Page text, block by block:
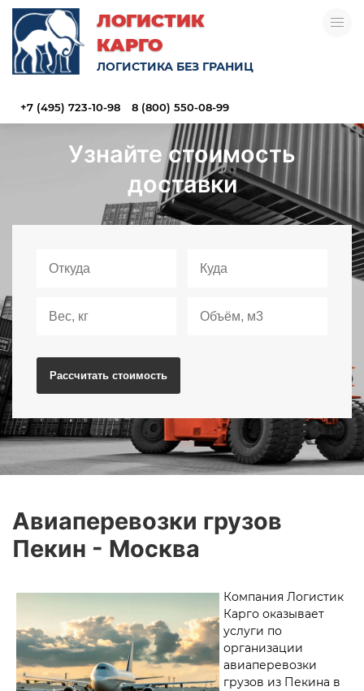
ЛОГИСТИК
КАРГО
ЛОГИСТИКА БЕЗ ГРАНИЦ
+7 (495) 723-10-98 8 (800) 550-08-99
Узнайте стоимость
доставки
Рассчитать стоимость
Авиаперевозки грузов
Пекин - Москва
Компания Логистик
Карго оказывает
услуги по
организации
авиаперевозки
грузов из Пекина в